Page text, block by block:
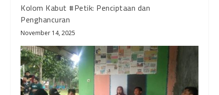
Kolom Kabut #Petik: Penciptaan dan
Penghancuran
November 14, 2025